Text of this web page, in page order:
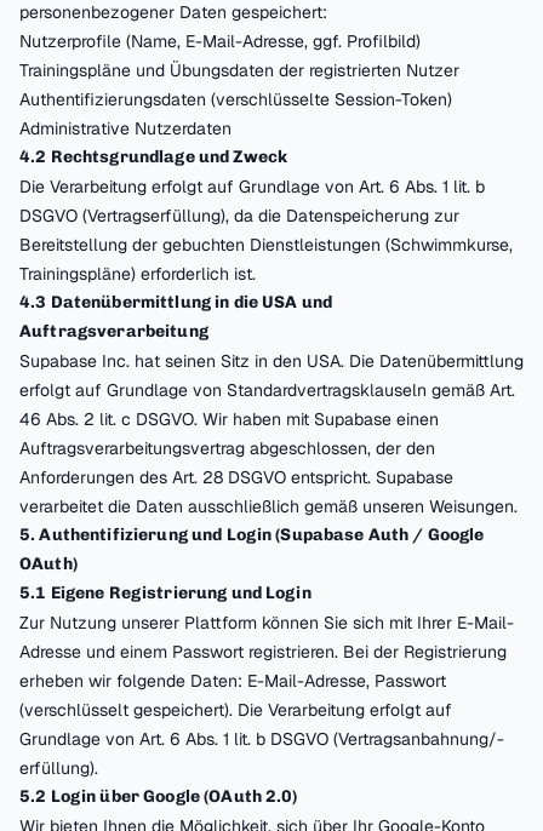
personenbezogener Daten gespeichert:
Nutzerprofile (Name, E-Mail-Adresse, ggf. Profilbild)
Trainingspläne und Übungsdaten der registrierten Nutzer
Authentifizierungsdaten (verschlüsselte Session-Token)
Administrative Nutzerdaten
4.2 Rechtsgrundlage und Zweck
Die Verarbeitung erfolgt auf Grundlage von Art. 6 Abs. 1 lit. b
DSGVO (Vertragserfüllung), da die Datenspeicherung zur
Bereitstellung der gebuchten Dienstleistungen (Schwimmkurse,
Trainingspläne) erforderlich ist.
4.3 Datenübermittlung in die USA und
Auftragsverarbeitung
Supabase Inc. hat seinen Sitz in den USA. Die Datenübermittlung
erfolgt auf Grundlage von Standardvertragsklauseln gemäß Art.
46 Abs. 2 lit. c DSGVO. Wir haben mit Supabase einen
Auftragsverarbeitungsvertrag abgeschlossen, der den
Anforderungen des Art. 28 DSGVO entspricht. Supabase
verarbeitet die Daten ausschließlich gemäß unseren Weisungen.
5. Authentifizierung und Login (Supabase Auth / Google
OAuth)
5.1 Eigene Registrierung und Login
Zur Nutzung unserer Plattform können Sie sich mit Ihrer E-Mail-
Adresse und einem Passwort registrieren. Bei der Registrierung
erheben wir folgende Daten: E-Mail-Adresse, Passwort
(verschlüsselt gespeichert). Die Verarbeitung erfolgt auf
Grundlage von Art. 6 Abs. 1 lit. b DSGVO (Vertragsanbahnung/-
erfüllung).
5.2 Login über Google (OAuth 2.0)
Wir bieten Ihnen die Möglichkeit, sich über Ihr Google-Konto